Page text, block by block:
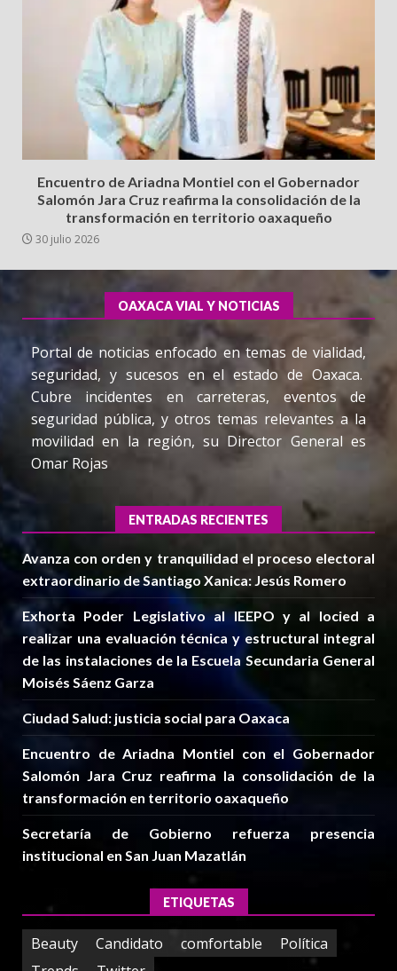
Encuentro de Ariadna Montiel con el Gobernador
Salomón Jara Cruz reafirma la consolidación de la
transformación en territorio oaxaqueño
30 julio 2026
OAXACA VIAL Y NOTICIAS
Portal de noticias enfocado en temas de vialidad,
seguridad, y sucesos en el estado de Oaxaca.
Cubre incidentes en carreteras, eventos de
seguridad pública, y otros temas relevantes a la
movilidad en la región, su Director General es
Omar Rojas
ENTRADAS RECIENTES
Avanza con orden y tranquilidad el proceso electoral
extraordinario de Santiago Xanica: Jesús Romero
Exhorta Poder Legislativo al IEEPO y al Iocied a
realizar una evaluación técnica y estructural integral
de las instalaciones de la Escuela Secundaria General
Moisés Sáenz Garza
Ciudad Salud: justicia social para Oaxaca
Encuentro de Ariadna Montiel con el Gobernador
Salomón Jara Cruz reafirma la consolidación de la
transformación en territorio oaxaqueño
Secretaría de Gobierno refuerza presencia
institucional en San Juan Mazatlán
ETIQUETAS
Beauty Candidato comfortable
Política